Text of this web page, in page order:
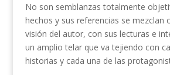
No son semblanzas totalmente
hechos y sus referencias se mezclan
visión del autor, con sus lecturas e
un amplio telar que va tejiendo con
historias y cada una de las